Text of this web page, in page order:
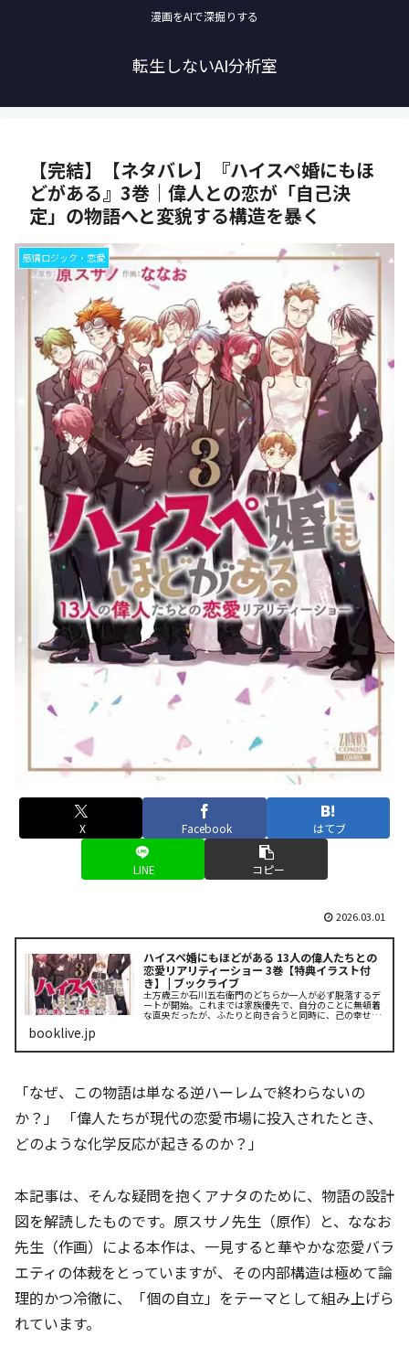
漫画をAIで深掘りする
転生しないAI分析室
【完結】【ネタバレ】『ハイスペ婚にもほ
どがある』3巻｜偉人との恋が「自己決
定」の物語へと変貌する構造を暴く
感情ロジック・恋愛
X Facebook はてブ
LINE コピー
2026.03.01
ハイスペ婚にもほどがある 13人の偉人たちとの
恋愛リアリティーショー 3巻【特典イラスト付
き】 | ブックライブ
土方歳三か石川五右衛門のどちらか一人が必ず脱落するデ
ートが開始。これまでは家族優先で、自分のことに無頓着
な直央だったが、ふたりと向き合うと同時に、己の幸せが
何か悩み続けるーー。直央が選んだのはどちらの偉人
booklive.jp
「なぜ、この物語は単なる逆ハーレムで終わらないの
か？」 「偉人たちが現代の恋愛市場に投入されたとき、
どのような化学反応が起きるのか？」
本記事は、そんな疑問を抱くアナタのために、物語の設計
図を解読したものです。原スサノ先生（原作）と、ななお
先生（作画）による本作は、一見すると華やかな恋愛バラ
エティの体裁をとっていますが、その内部構造は極めて論
理的かつ冷徹に、「個の自立」をテーマとして組み上げら
れています。